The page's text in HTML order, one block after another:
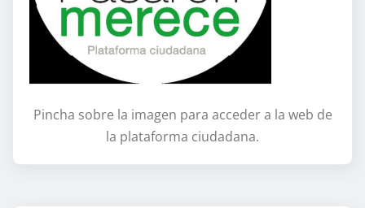
Pincha sobre la imagen para acceder a la web de
la plataforma ciudadana.